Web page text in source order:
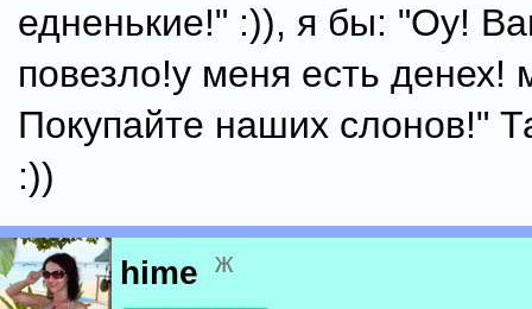
едненькие!" :)), я бы: "Оу!
повезло!у меня есть денех!
Покупайте наших слонов!"
:))
hime ж